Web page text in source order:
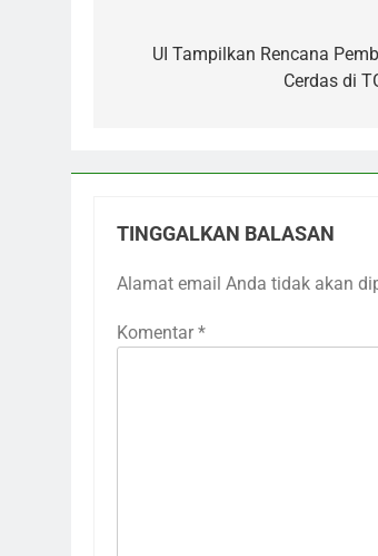
posUI Tampilkan Rencana
Cerdas di
TINGGALKAN BALASAN
Alamat email Anda tidak akan
Komentar *